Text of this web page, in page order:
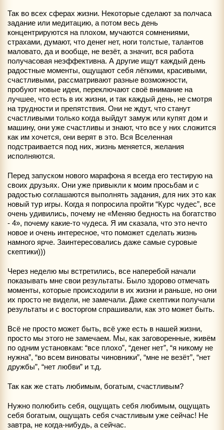
Так во всех сферах жизни. Некоторые сделают за полчаса
задание или медитацию, а потом весь день
концентрируются на плохом, мучаются сомнениями,
страхами, думают, что денег нет, ноги толстые, талантов
маловато, да и вообще, не везёт, а значит, вся работа
получасовая неэффективна. А другие ищут каждый день
радостные моменты, ощущают себя лёгкими, красивыми,
счастливыми, рассматривают разные возможности,
пробуют новые идеи, переключают своё внимание на
лучшее, что есть в их жизни, и так каждый день, не смотря
на трудности и препятствия. Они не ждут, что станут
счастливыми только когда выйдут замуж или купят дом и
машину, они уже счастливы и знают, что все у них сложится
как им хочется, они верят в это. Вся Вселенная
подстраивается под них, жизнь меняется, желания
исполняются.
Перед запуском нового марафона я всегда его тестирую на
своих друзьях. Они уже привыкли к моим просьбам и с
радостью соглашаются выполнять задания, для них это как
новый тур игры. Когда я попросила пройти “Курс чудес”, все
очень удивились, почему не «Меняю бедность на богатство
- 4», почему какие-то чудеса. Я им сказала, что это нечто
новое и очень интересное, что поможет сделать жизнь
намного ярче. Заинтересовались даже самые суровые
скептики)))
Через неделю мы встретились, все наперебой начали
показывать мне свои результаты. Было здорово отмечать
моменты, которые происходили в их жизни и раньше, но они
их просто не видели, не замечали. Даже скептики получали
результаты и с восторгом спрашивали, как это может быть.
Всё не просто может быть, всё уже есть в нашей жизни,
просто мы этого не замечаем. Мы, как заговоренные, живём
по одним установкам: “все плохо”, “денег нет”, “я никому не
нужна”, “во всем виноваты чиновники”, “мне не везёт”, “нет
дружбы”, “нет любви” и т.д.
Так как же стать любимым, богатым, счастливым?
Нужно полюбить себя, ощущать себя любимым, ощущать
себя богатым, ощущать себя счастливым уже сейчас! Не
завтра, не когда-нибудь, а сейчас.